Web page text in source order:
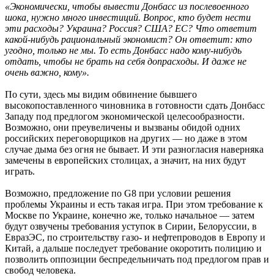
«Экономически, чтобы вывести Донбасс из послевоенного
шока, нужно много инвестиций. Вопрос, кто будет нести
эти расходы? Украина? Россия? США? ЕС? Что ответит
какой-нибудь рациональный экономист? Он ответит: кто
угодно, только не мы. То есть Донбасс надо кому-нибудь
отдать, чтобы не брать на себя допрасходы. И даже не
очень важно, кому».
По сути, здесь мы видим обвинение бывшего
высокопоставленного чиновника в готовности сдать Донбасс
Западу под предлогом экономической целесообразности.
Возможно, они преувеличены и вызваны обидой одних
российских переговорщиков на других — но даже в этом
случае дыма без огня не бывает. И эти разногласия наверняка
замечены в европейских столицах, а значит, на них будут
играть.
Возможно, предложение по G8 при условии решения
проблемы Украины и есть такая игра. При этом требование к
Москве по Украине, конечно же, только начальное — затем
будут озвучены требования уступок в Сирии, Белоруссии, в
ЕвразЭС, по строительству газо‑ и нефтепроводов в Европу и
Китай, а дальше последует требование окоротить полицию и
позволить оппозиции беспредельничать под предлогом прав и
свобод человека.